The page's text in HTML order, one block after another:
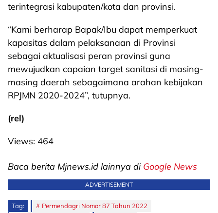
terintegrasi kabupaten/kota dan provinsi.
“Kami berharap Bapak/Ibu dapat memperkuat
kapasitas dalam pelaksanaan di Provinsi
sebagai aktualisasi peran provinsi guna
mewujudkan capaian target sanitasi di masing-
masing daerah sebagaimana arahan kebijakan
RPJMN 2020-2024”, tutupnya.
(rel)
Views: 464
Baca berita Mjnews.id lainnya di Google News
ADVERTISEMENT
Tag:
Permendagri Nomor 87 Tahun 2022